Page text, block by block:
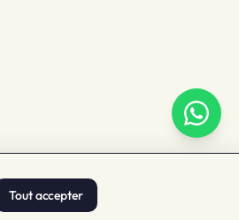
Paramètres des cookies
Tout accepter